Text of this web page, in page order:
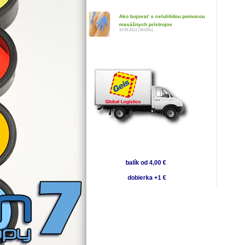
Ako bojovať s celulitídou pomocou
masážnych prístrojov
10.05.2012 (36105x)
balík od 4,00 €
dobierka +1 €